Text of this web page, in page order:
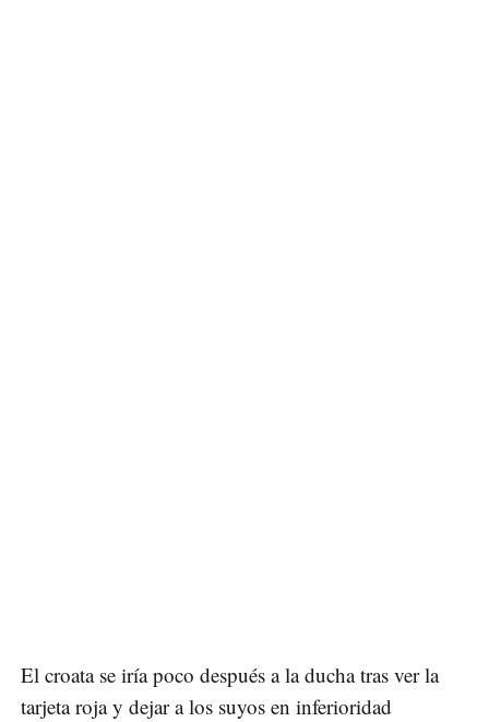
El croata se iría poco después a la ducha tras ver la
tarjeta roja y dejar a los suyos en inferioridad